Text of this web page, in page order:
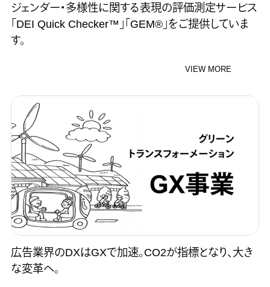
ジェンダー・多様性に関する表現の評価測定サービス
「DEI Quick Checker™」「GEM®」をご提供していま
す。
VIEW MORE
広告業界のDXはGXで加速。CO2が指標となり、大き
な変革へ。